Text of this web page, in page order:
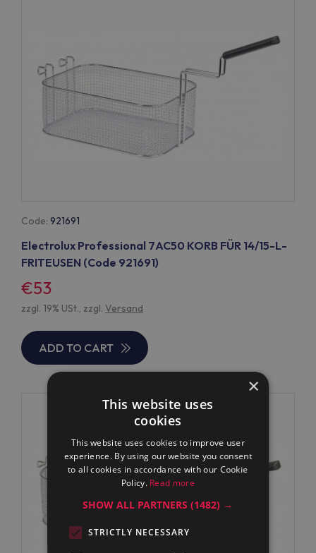
Code: 921691
Electrolux Professional 7AC50 KORB FÜR 14/15-L-
FRITEUSEN (Code 921691)
€53
zzgl. 19% USt., zzgl. Versand
ADD TO CART
×
This website uses
cookies
This website uses cookies to improve user
experience. By using our website you consent
to all cookies in accordance with our Cookie
Policy. Read more
SHOW ALL PARTNERS(1482) →
STRICTLY NECESSARY